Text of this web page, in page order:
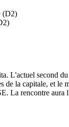
(D2)
L'actuel second
de la capitale, et
La rencontre